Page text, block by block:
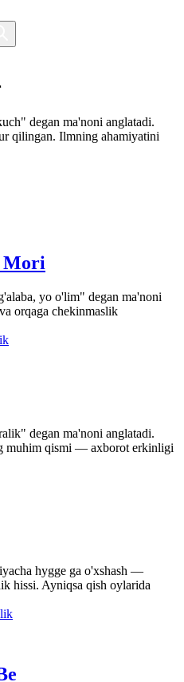
degan ma'noni anglatadi.
qilingan. Ilmning ahamiyatini
Mori
yo o'lim" degan ma'noni
orqaga chekinmaslik
degan ma'noni anglatadi.
muhim qismi — axborot erkinligi
hygge ga o'xshash —
hissi. Ayniqsa qish oylarida